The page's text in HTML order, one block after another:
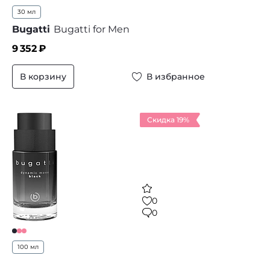
30 мл
Bugatti Bugatti for Men
9 352₽
В корзину В избранное
Скидка 19%
0
0
100 мл